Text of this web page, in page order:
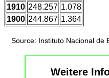
1910 248.257 1.078
1900 244.867 1.364
Source: Instituto Nacional de
Weitere